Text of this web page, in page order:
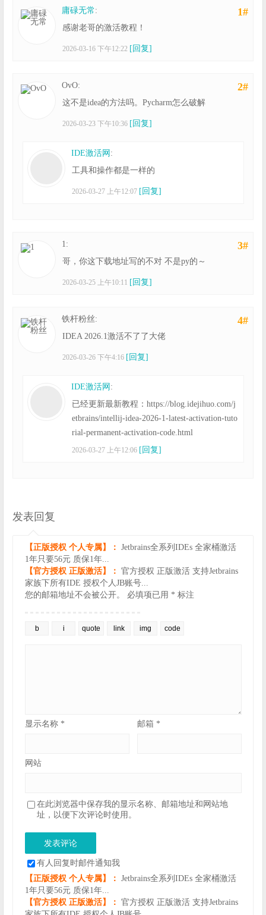
1#
庸碌无常 :
感谢老哥的激活教程！
2026-03-16 下午12:22 [回复]
2#
OvO:
这不是idea的方法吗。Pycharm怎么破解
2026-03-23 下午10:36 [回复]
IDE激活网 :
工具和操作都是一样的
2026-03-27 上午12:07 [回复]
3#
1:
哥，你这下载地址写的不对 不是py的～
2026-03-25 上午10:11 [回复]
4#
铁杆粉丝:
IDEA 2026.1激活不了了大佬
2026-03-26 下午4:16 [回复]
IDE激活网 :
已经更新最新教程：https://blog.idejihuo.com/j
etbrains/intellij-idea-2026-1-latest-activation-tuto
rial-permanent-activation-code.html
2026-03-27 上午12:06 [回复]
发表回复
【正版授权 个人专属】： Jetbrains全系列IDEs 全家桶激活
1年只要56元 质保1年...
【官方授权 正版激活】： 官方授权 正版激活 支持Jetbrains
家族下所有IDE 授权个人JB账号...
您的邮箱地址不会被公开。
必填项已用 * 标注
显示名称 * 邮箱 *
网站
在此浏览器中保存我的显示名称、邮箱地址和网站地
址，以便下次评论时使用。
有人回复时邮件通知我
【正版授权 个人专属】： Jetbrains全系列IDEs 全家桶激活
1年只要56元 质保1年...
【官方授权 正版激活】： 官方授权 正版激活 支持Jetbrains